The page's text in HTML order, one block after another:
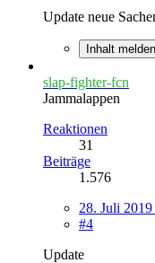
Update neue
Inhalt melden
slap-fighter-fcn
Jammalappen
Reaktionen
31
Beiträge
1.576
28. Juli
#4
Update